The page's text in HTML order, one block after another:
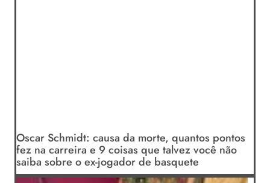
Oscar Schmidt: causa da morte, quantos pontos
fez na carreira e 9 coisas que talvez você não
saiba sobre o ex-jogador de basquete